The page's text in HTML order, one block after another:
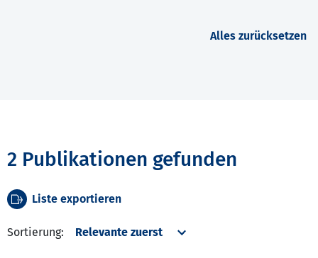
Alles zurücksetzen
2 Publikationen gefunden
Liste exportieren
Sortierung: